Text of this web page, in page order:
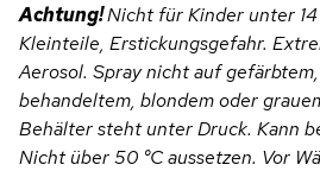
Achtung!Nicht für Kinder unter
Kleinteile, Erstickungsgefahr.
Aerosol. Spray nicht auf
behandeltem, blondem oder
Behälter steht unter Druck. Kann
Nicht über 50 °C aussetzen. Vor